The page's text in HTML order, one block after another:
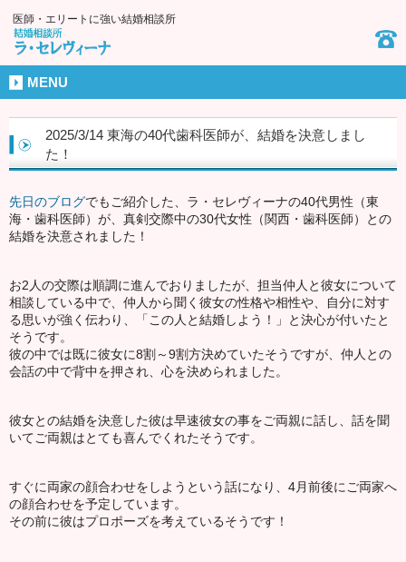
医師・エリートに強い結婚相談所
MENU
2025/3/14 東海の40代歯科医師が、結婚を決意しまし
た！
先日のブログでもご紹介した、ラ・セレヴィーナの40代男性（東
海・歯科医師）が、真剣交際中の30代女性（関西・歯科医師）との
結婚を決意されました！
お2人の交際は順調に進んでおりましたが、担当仲人と彼女について
相談している中で、仲人から聞く彼女の性格や相性や、自分に対す
る思いが強く伝わり、「この人と結婚しよう！」と決心が付いたと
そうです。
彼の中では既に彼女に8割～9割方決めていたそうですが、仲人との
会話の中で背中を押され、心を決められました。
彼女との結婚を決意した彼は早速彼女の事をご両親に話し、話を聞
いてご両親はとても喜んでくれたそうです。
すぐに両家の顔合わせをしようという話になり、4月前後にご両家へ
の顔合わせを予定しています。
その前に彼はプロポーズを考えているそうです！